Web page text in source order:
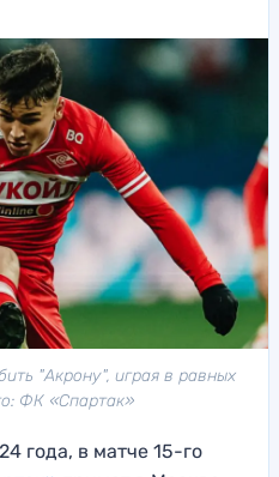
"Акрону", играя в равных
ФК «Спартак»
года, в матче 15-го